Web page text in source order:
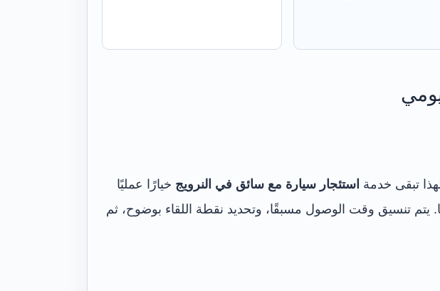
تبقى خدمة استئجار سيارة مع سائق في النرويج خيارًا عمليًا
يتم تنسيق وقت الوصول مسبقًا، وتحديد نقطة اللقاء بوضوح، ثم